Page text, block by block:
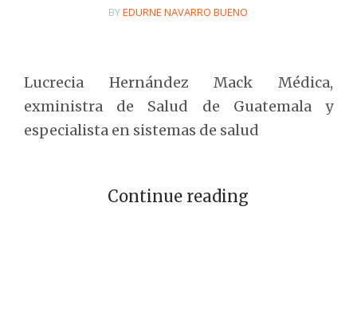
BYEDURNE NAVARRO BUENO
Lucrecia Hernández Mack Médica,
exministra de Salud de Guatemala y
especialista en sistemas de salud
Continue reading